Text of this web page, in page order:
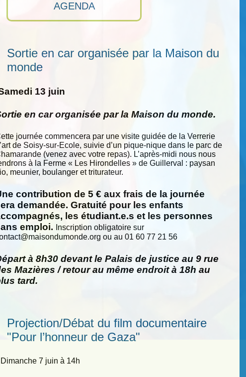
AGENDA
Sortie en car organisée par la Maison du
monde
13 juin
en car organisée par la Maison du monde.
journée commencera par une visite guidée de la Verrerie
de Soisy-sur-Ecole, suivie d’un pique-nique dans le parc de
(venez avec votre repas). L’après-midi nous nous
à la Ferme « Les Hirondelles » de Guillerval : paysan
meunier, boulanger et triturateur.
contribution de 5 € aux frais de la journée
demandée. Gratuité pour les enfants
les étudiant.e.s et les personnes
emploi.
Inscription obligatoire sur
@maisondumonde.org ou au 01 60 77 21 56
à 8h30 devant le Palais de justice au 9 rue
Mazières / retour au même endroit à 18h au
tard.
Projection/Débat du film documentaire
"Pour l’honneur de Gaza"
Dimanche 7 juin à 14h